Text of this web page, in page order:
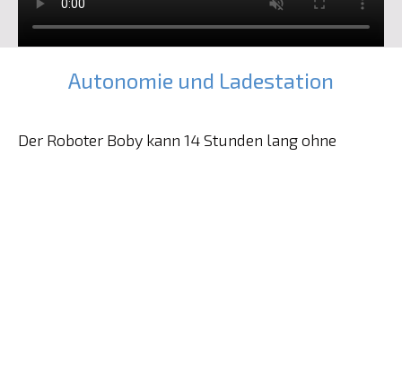
Autonomie und Ladestation
Der Roboter Boby kann 14 Stunden lang ohne